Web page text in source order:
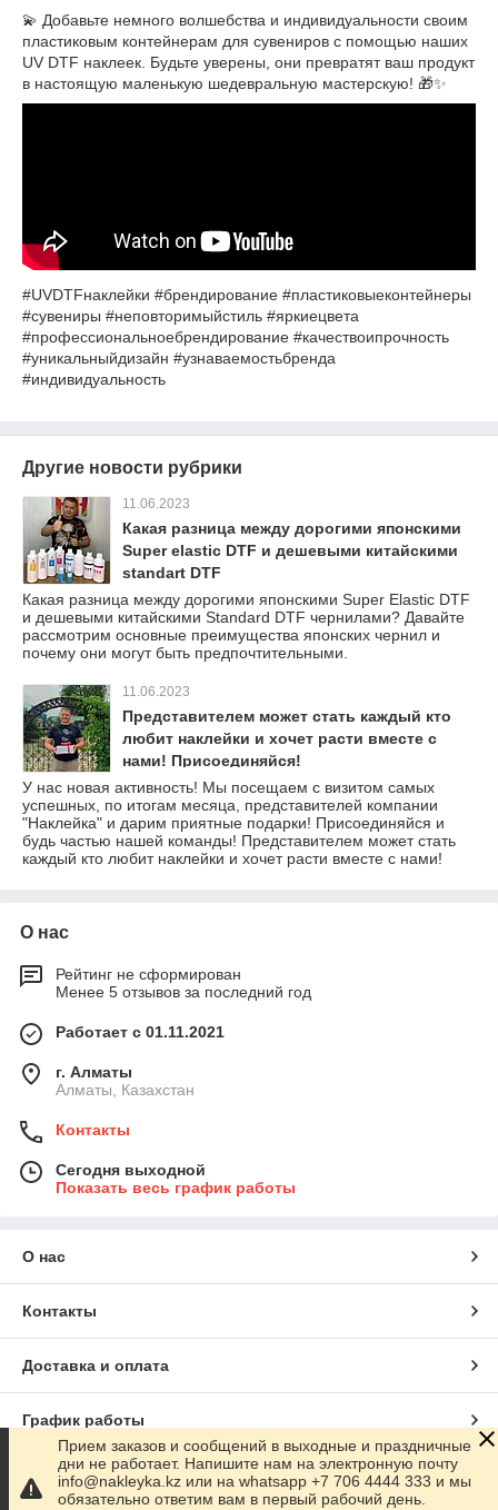
💫 Добавьте немного волшебства и индивидуальности своим
пластиковым контейнерам для сувениров с помощью наших
UV DTF наклеек. Будьте уверены, они превратят ваш продукт
в настоящую маленькую шедевральную мастерскую! 🎁✨
#UVDTFнаклейки #брендирование #пластиковыеконтейнеры
#сувениры #неповторимыйстиль #яркиецвета
#профессиональноебрендирование #качествоипрочность
#уникальныйдизайн #узнаваемостьбренда
#индивидуальность
Другие новости рубрики
11.06.2023
Какая разница между дорогими японскими
Super elastic DTF и дешевыми китайскими
standart DTF
Какая разница между дорогими японскими Super Elastic DTF
и дешевыми китайскими Standard DTF чернилами? Давайте
рассмотрим основные преимущества японских чернил и
почему они могут быть предпочтительными.
11.06.2023
Представителем может стать каждый кто
любит наклейки и хочет расти вместе с
нами! Присоединяйся!
У нас новая активность! Мы посещаем с визитом самых
успешных, по итогам месяца, представителей компании
"Наклейка" и дарим приятные подарки! Присоединяйся и
будь частью нашей команды! Представителем может стать
каждый кто любит наклейки и хочет расти вместе с нами!
О нас
Рейтинг не сформирован
Менее 5 отзывов за последний год
Работает с 01.11.2021
г. Алматы
Алматы, Казахстан
Контакты
Сегодня выходной
Показать весь график работы
О нас
Контакты
Доставка и оплата
График работы
Полная версия сайта
Прием заказов и сообщений в выходные и праздничные
дни не работает. Напишите нам на электронную почту
info@nakleyka.kz или на whatsapp +7 706 4444 333 и мы
обязательно ответим вам в первый рабочий день.